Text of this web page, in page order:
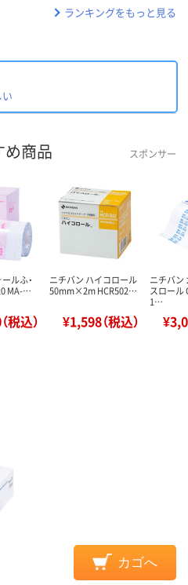
ランキングをもっと見る
め商品 スポンサー
ルふ・
MA-…
税込）
ニチバン ハイコロール
50mm×2m HCR502…
¥1,598（税込）
ニチバン
スロール
1…
カゴへ